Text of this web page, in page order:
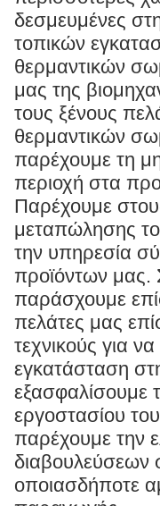
δεσμευμένες
τοπικών
θερμαντικών
μας της
τους ξένους
θερμαντικών
παρέχουμε τη
περιοχή στα
Παρέχουμε
μεταπώλησης το
την υπηρεσία
προϊόντων μας.
παράσχουμε
πελάτες μας
τεχνικούς για
εγκατάσταση
εξασφαλίσουμε
εργοστασίου
παρέχουμε την
διαβουλεύσεων
οποιασδήποτε